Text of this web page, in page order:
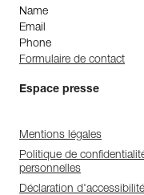
Name
Email
Phone
Formulaire de contact
Espace presse
Mentions légales
Politique de
personnelles
Déclaration d'accessibilité